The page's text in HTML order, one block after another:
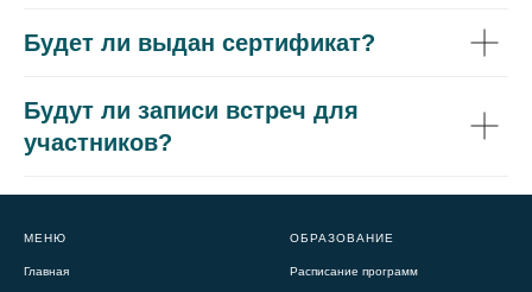
Будет ли выдан сертификат?
Будут ли записи встреч для
участников?
МЕНЮ
Главная
ОБРАЗОВАНИЕ
Расписание программ